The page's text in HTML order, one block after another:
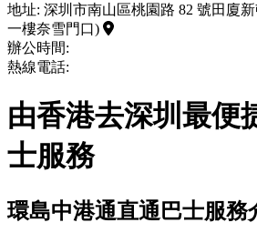
地址: 深圳市南山區桃園路 82 號田廈
一樓奈雪門口)
辦公時間:
熱線電話:
由香港去深圳最便
士服務
環島中港通直通巴士服務